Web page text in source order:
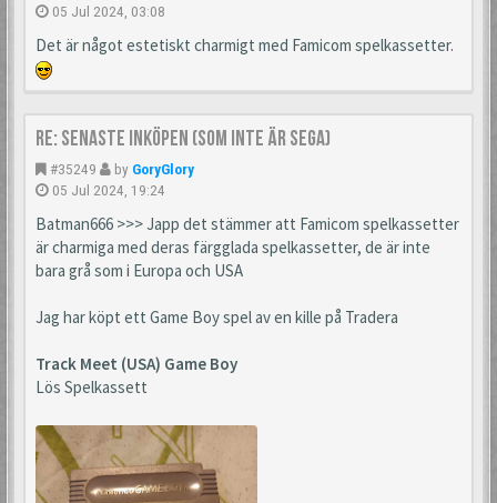
05 Jul 2024, 03:08
Det är något estetiskt charmigt med Famicom spelkassetter.
Re: Senaste inköpen (som inte är Sega)
#35249 by GoryGlory
05 Jul 2024, 19:24
Batman666 >>> Japp det stämmer att Famicom spelkassetter
är charmiga med deras färgglada spelkassetter, de är inte
bara grå som i Europa och USA
Jag har köpt ett Game Boy spel av en kille på Tradera
Track Meet (USA) Game Boy
Lös Spelkassett